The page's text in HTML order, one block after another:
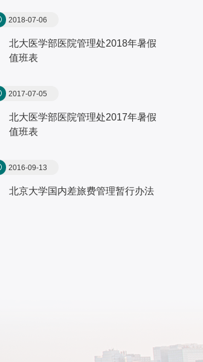
2018-07-06
北大医学部医院管理处2018年暑假
值班表
2017-07-05
北大医学部医院管理处2017年暑假
值班表
2016-09-13
北京大学国内差旅费管理暂行办法